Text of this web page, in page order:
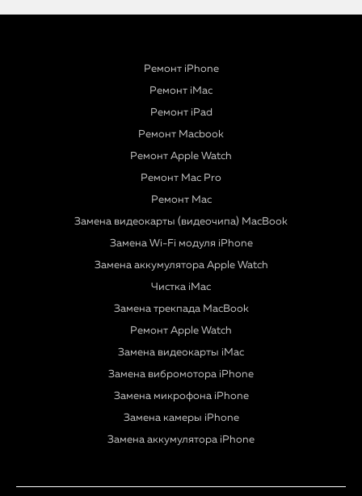
Ремонт iPhone
Ремонт iMac
Ремонт iPad
Ремонт Macbook
Ремонт Apple Watch
Ремонт Mac Pro
Ремонт Mac
Замена видеокарты (видеочипа) MacBook
Замена Wi-Fi модуля iPhone
Замена аккумулятора Apple Watch
Чистка iMac
Замена трекпада MacBook
Ремонт Apple Watch
Замена видеокарты iMac
Замена вибромотора iPhone
Замена микрофона iPhone
Замена камеры iPhone
Замена аккумулятора iPhone